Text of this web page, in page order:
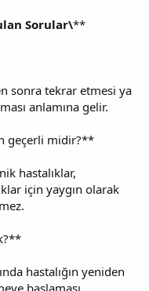
Sorular\**
sonra tekrar etmesi ya
anlamına gelir.
geçerli midir?**
hastalıklar,
için yaygın olarak
hastalığın yeniden
başlaması